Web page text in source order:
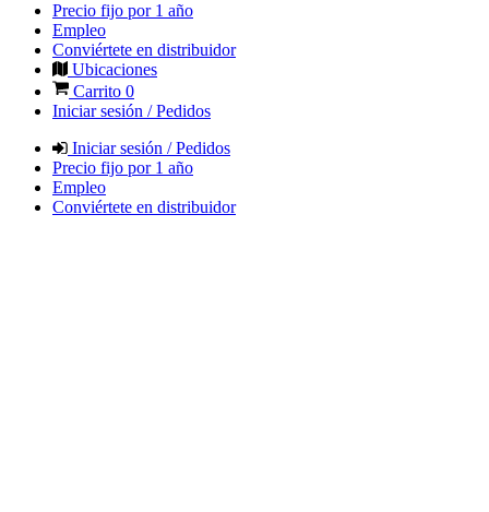
Precio fijo por 1 año
Empleo
Conviértete en distribuidor
Ubicaciones
Carrito 0
Iniciar sesión / Pedidos
Iniciar sesión / Pedidos
Precio fijo por 1 año
Empleo
Conviértete en distribuidor